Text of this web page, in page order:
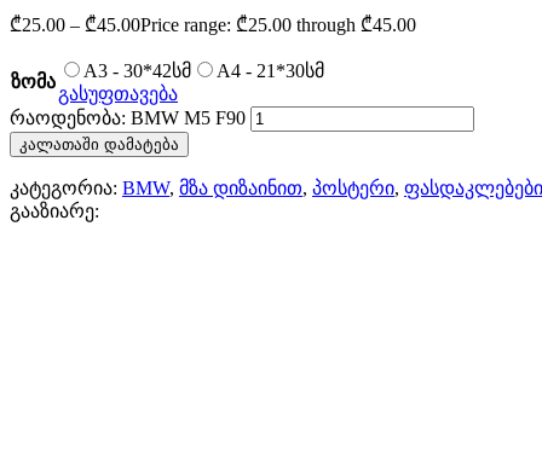
₾25.00 – ₾45.00Price range: ₾25.00 through ₾45.00
ზომა
A3 - 30*42სმ
A4 - 21*30სმ
გასუფთავება
რაოდენობა: BMW M5 F90
კალათაში დამატება
კატეგორია: BMW, მზა დიზაინით, პოსტერი, ფასდაკლებები
გააზიარე: